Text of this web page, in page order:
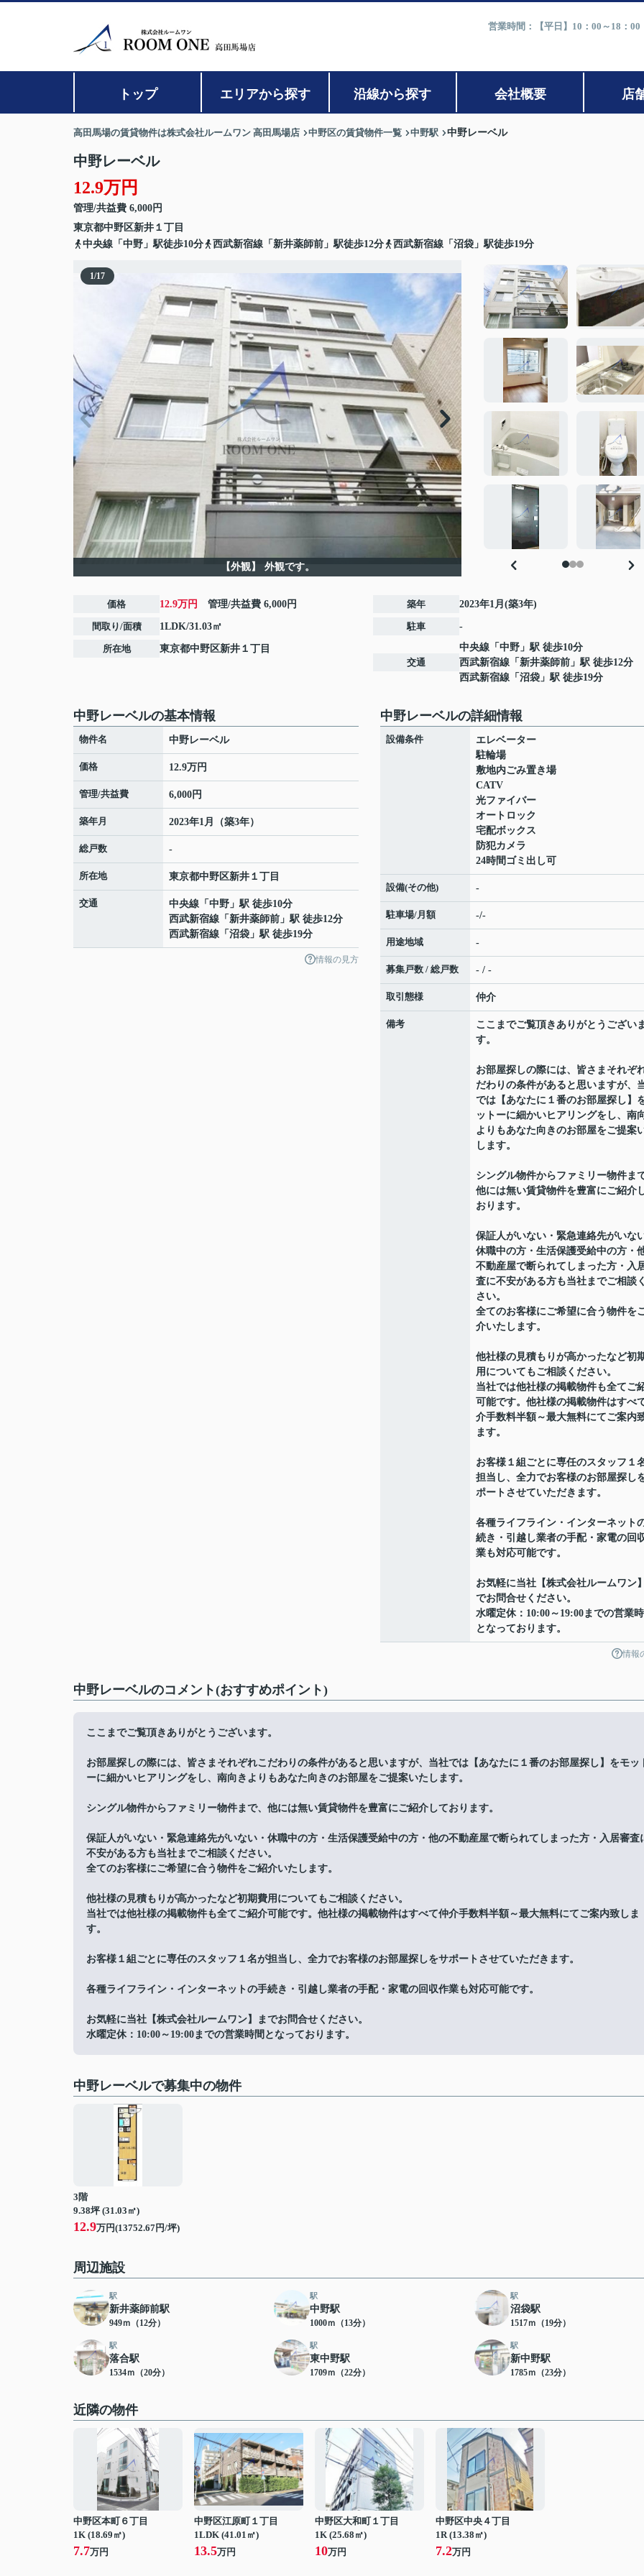
営業時間：【平日】10：00～18：
トップ エリアから探す 沿線から探す 会社概要 店
高田馬場の賃貸物件は株式会社ルームワン 高田馬場店 中野区の賃貸物件一覧 中野駅 中野レーベル
中野レーベル
12.9万円
管理/共益費 6,000円
東京都中野区新井 １丁目
中央線「中野」駅徒歩10分
西武新宿線「新井薬師前」駅徒歩12分 西武新宿線「沼袋」駅徒歩19分
1/17
【外観】 外観です。
価格 12.9万円 管理/共益費 6,000円
間取り/面積 1LDK/31.03㎡
所在地 東京都中野区新井 １丁目
築年 2023年1月(築3年)
駐車 -
交通
中央線 「 中野 」駅 徒歩10分
西武新宿線 「 新井薬師前 」駅 徒歩12分
西武新宿線 「 沼袋 」駅 徒歩19分
中野レーベルの基本情報
物件名 中野レーベル
価格 12.9万円
管理/共益費 6,000円
築年月 2023年1月（築3年）
総戸数 -
所在地 東京都中野区新井 １丁目
交通 中央線 「 中野 」駅 徒歩10分
西武新宿線 「 新井薬師前 」駅 徒歩12分
西武新宿線 「 沼袋 」駅 徒歩19分
情報の見方
中野レーベルの詳細情報
設備条件
エレベーター
駐輪場
敷地内ごみ置き場
CATV
光ファイバー
オートロック
宅配ボックス
防犯カメラ
24時間ゴミ出し可
設備(その他) -
駐車場/月額 -/-
用途地域 -
募集戸数 / 総戸数 - / -
取引態様 仲介
備考
ここまでご覧頂きありがとうござい
す。
お部屋探しの際には、皆さまそれぞ
だわりの条件があると思いますが、
では【あなたに１番のお部屋探し】
ットーに細かいヒアリングをし、南
よりもあなた向きのお部屋をご提案
します。
シングル物件からファミリー物件まで
他には無い賃貸物件を豊富にご紹介
おります。
保証人がいない・緊急連絡先がいな
休職中の方・生活保護受給中の方・
不動産屋で断られてしまった方・入
査に不安がある方も当社までご相談
さい。
全てのお客様にご希望に合う物件を
介いたします。
他社様の見積もりが高かったなど初
用についてもご相談ください。
当社では他社様の掲載物件も全てご
可能です。他社様の掲載物件はすべ
介手数料半額～最大無料にてご案内
ます。
お客様１組ごとに専任のスタッフ１
担当し、全力でお客様のお部屋探し
ポートさせていただきます。
各種ライフライン・インターネット
続き・引越し業者の手配・家電の回
業も対応可能です。
お気軽に当社【株式会社ルームワン
でお問合せください。
水曜定休：10:00～19:00までの営業
となっております。
情報
中野レーベルのコメント(おすすめポイント)
ここまでご覧頂きありがとうございます。
お部屋探しの際には、皆さまそれぞれこだわりの条件があると思いますが、当社では【あなたに１番のお部屋探し】をモッ
ーに細かいヒアリングをし、南向きよりもあなた向きのお部屋をご提案いたします。
シングル物件からファミリー物件まで、他には無い賃貸物件を豊富にご紹介しております。
保証人がいない・緊急連絡先がいない・休職中の方・生活保護受給中の方・他の不動産屋で断られてしまった方・入居審査
不安がある方も当社までご相談ください。
全てのお客様にご希望に合う物件をご紹介いたします。
他社様の見積もりが高かったなど初期費用についてもご相談ください。
当社では他社様の掲載物件も全てご紹介可能です。他社様の掲載物件はすべて仲介手数料半額～最大無料にてご案内致しま
す。
お客様１組ごとに専任のスタッフ１名が担当し、全力でお客様のお部屋探しをサポートさせていただきます。
各種ライフライン・インターネットの手続き・引越し業者の手配・家電の回収作業も対応可能です。
お気軽に当社【株式会社ルームワン】までお問合せください。
水曜定休：10:00～19:00までの営業時間となっております。
中野レーベルで募集中の物件
3階
9.38坪 (31.03㎡)
12.9万円(13752.67円/坪)
周辺施設
駅
新井薬師前駅
949ｍ（12分）
駅
中野駅
1000ｍ（13分）
駅
沼袋駅
1517ｍ（19分）
駅
落合駅
1534ｍ（20分）
駅
東中野駅
1709ｍ（22分）
駅
新中野駅
1785ｍ（23分）
近隣の物件
中野区本町６丁目
1K (18.69㎡)
7.7万円
中野区江原町１丁目
1LDK (41.01㎡)
13.5万円
中野区大和町１丁目
1K (25.68㎡)
10万円
中野区中央４丁目
1R (13.38㎡)
7.2万円